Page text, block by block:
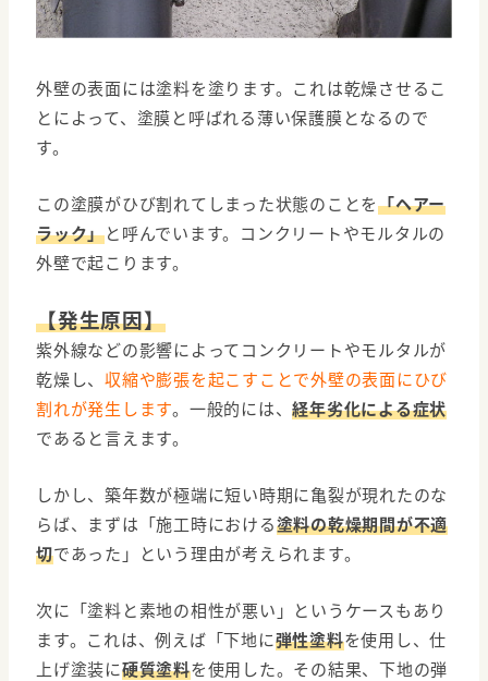
外壁の表面には塗料を塗ります。これは乾燥させるこ
とによって、塗膜と呼ばれる薄い保護膜となるので
す。
この塗膜がひび割れてしまった状態のことを「ヘアー
ラック」と呼んでいます。コンクリートやモルタルの
外壁で起こります。
【発生原因】
紫外線などの影響によってコンクリートやモルタルが
乾燥し、 収縮や膨張を起こすことで外壁の表面にひび
割れが発生します。一般的には、経年劣化による症状
であると言えます。
しかし、築年数が極端に短い時期に亀裂が現れたのな
らば、まずは「施工時における塗料の乾燥期間が不適
切であった」という理由が考えられます。
次に「塗料と素地の相性が悪い」というケースもあり
ます。これは、例えば「下地に弾性塗料を使用し、仕
上げ塗装に硬質塗料を使用した。 その結果、下地の弾